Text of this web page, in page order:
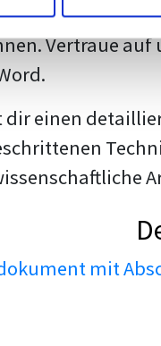
Unsere
Vertraue auf
einen
mit